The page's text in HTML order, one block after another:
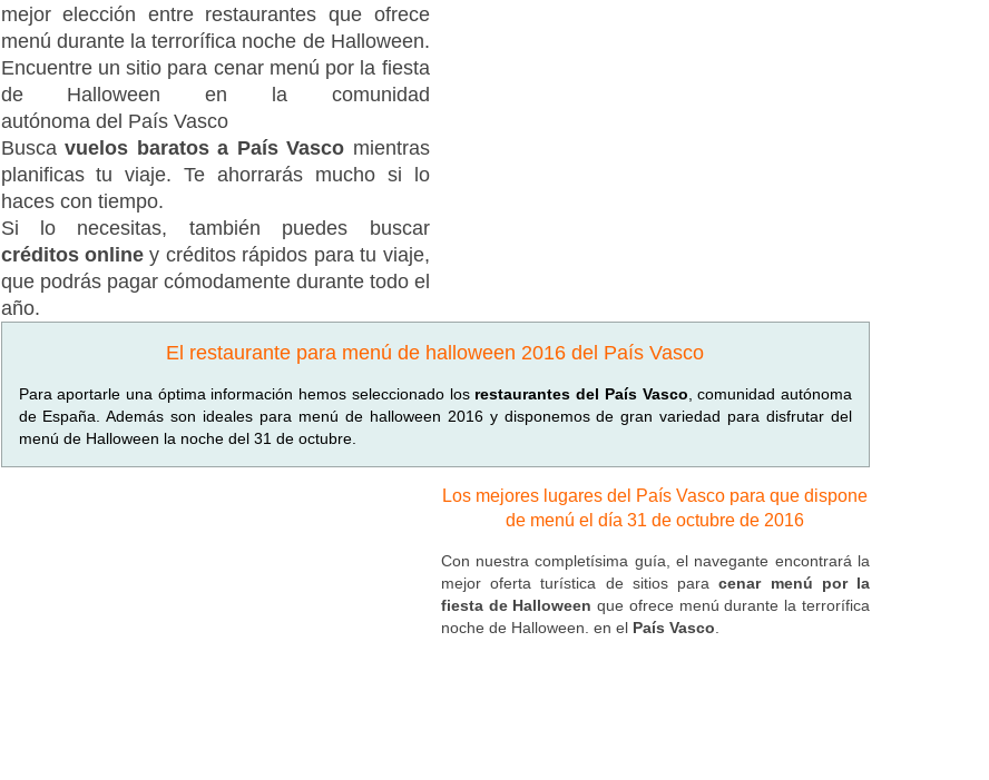
mejor elección entre restaurantes que ofrece
menú durante la terrorífica noche de Halloween.
Encuentre un sitio para cenar menú por la fiesta
de Halloween en la comunidad
autónoma del País Vasco
Buscavuelos baratos a País Vasco mientras
planificas tu viaje. Te ahorrarás mucho si lo
haces con tiempo.
Si lo necesitas, también puedes buscar
créditos onliney créditos rápidos para tu viaje,
que podrás pagar cómodamente durante todo el
año.
El restaurante para menú de halloween 2016 del País Vasco
Para aportarle una óptima información hemos seleccionado los restaurantes del País Vasco , comunidad autónoma
de España. Además son ideales para menú de halloween 2016 y disponemos de gran variedad para disfrutar del
menú de Halloween la noche del 31 de octubre.
Los mejores lugares del País Vasco para que dispone
de menú el día 31 de octubre de 2016
Con nuestra completísima guía, el navegante encontrará la
mejor oferta turística de sitios paracenar menú por la
fiesta de Halloween que ofrece menú durante la terrorífica
noche de Halloween. en el País Vasco